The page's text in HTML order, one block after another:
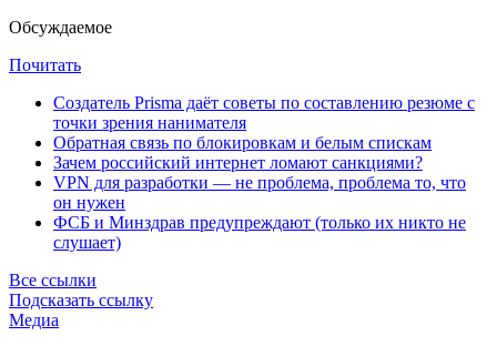
Обсуждаемое
Почитать
Создатель Prisma даёт советы по составлению резюме с
точки зрения нанимателя
Обратная связь по блокировкам и белым спискам
Зачем российский интернет ломают санкциями?
VPN для разработки — не проблема, проблема то, что
он нужен
ФСБ и Минздрав предупреждают (только их никто не
слушает)
Все ссылки
Подсказать ссылку
Медиа